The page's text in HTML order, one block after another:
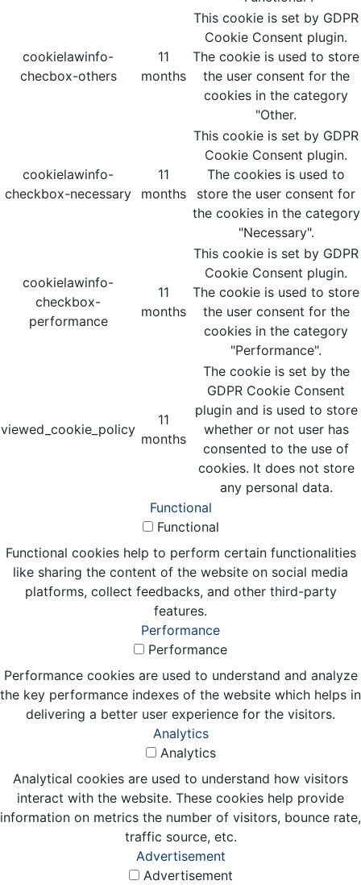
cookielawinfo-
checbox-others
11
months
This cookie is set by GDPR
Cookie Consent plugin.
The cookie is used to store
the user consent for the
cookies in the category
"Other.
cookielawinfo-
checkbox-necessary
11
months
This cookie is set by GDPR
Cookie Consent plugin.
The cookies is used to
store the user consent for
the cookies in the category
"Necessary".
cookielawinfo-
checkbox-
performance
11
months
This cookie is set by GDPR
Cookie Consent plugin.
The cookie is used to store
the user consent for the
cookies in the category
"Performance".
viewed_cookie_policy
11
months
The cookie is set by the
GDPR Cookie Consent
plugin and is used to store
whether or not user has
consented to the use of
cookies. It does not store
any personal data.
Functional
Functional
Functional cookies help to perform certain functionalities
like sharing the content of the website on social media
platforms, collect feedbacks, and other third-party
features.
Performance
Performance
Performance cookies are used to understand and analyze
the key performance indexes of the website which helps in
delivering a better user experience for the visitors.
Analytics
Analytics
Analytical cookies are used to understand how visitors
interact with the website. These cookies help provide
information on metrics the number of visitors, bounce rate,
traffic source, etc.
Advertisement
Advertisement